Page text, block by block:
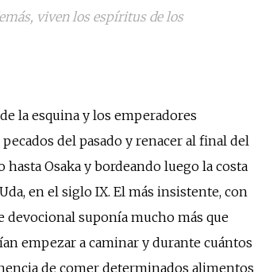
viven los espíritus de los
la esquina y los emperadores
del pasado y renacer al final del
Osaka y bordeando luego la costa
en el siglo IX. El más insistente, con
devocional suponía mucho más que
empezar a caminar y durante cuántos
de comer determinados alimentos